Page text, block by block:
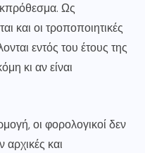
Ως
και οι τροποποιητικές
εντός του έτους της
κι αν είναι
οι φορολογικοί δεν
και